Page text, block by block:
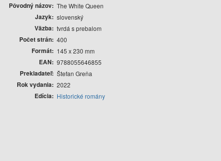
Pôvodný názov The White Queen
Jazyk slovenský
Väzba tvrdá s prebalom
Počet strán 400
Formát 145 x 230 mm
EAN 9788055646855
Prekladateľ Štefan Greňa
Rok vydania 2022
Edícia Historické romány